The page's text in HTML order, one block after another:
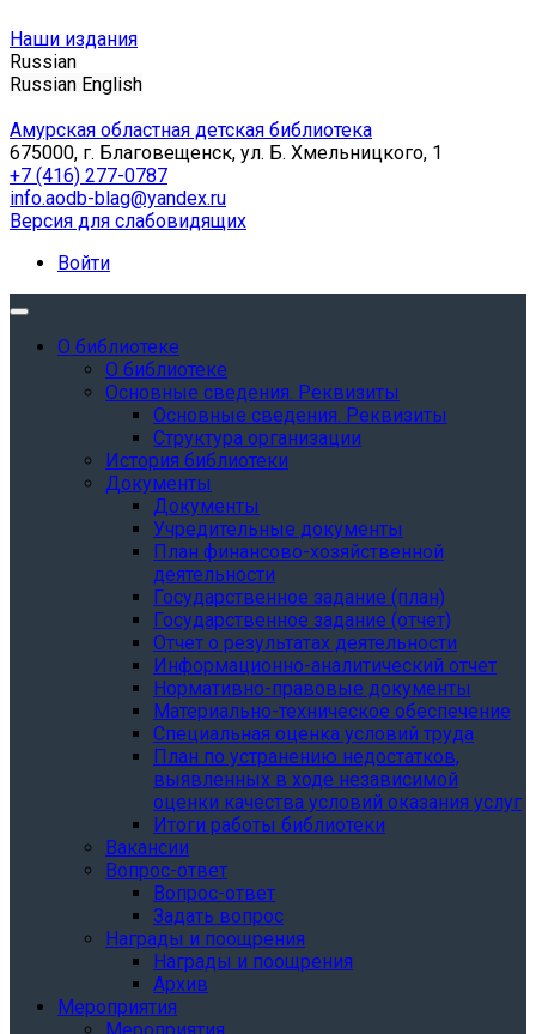
Наши издания
Russian
Russian English
Амурская областная детская библиотека
675000, г. Благовещенск, ул. Б. Хмельницкого, 1
+7 (416) 277-0787
info.aodb-blag@yandex.ru
Версия для слабовидящих
Войти
О библиотеке
О библиотеке
Основные сведения. Реквизиты
Основные сведения. Реквизиты
Структура организации
История библиотеки
Документы
Документы
Учредительные документы
План финансово-хозяйственной
деятельности
Государственное задание (план)
Государственное задание (отчет)
Отчет о результатах деятельности
Информационно-аналитический отчет
Нормативно-правовые документы
Материально-техническое обеспечение
Специальная оценка условий труда
План по устранению недостатков,
выявленных в ходе независимой
оценки качества условий оказания услуг
Итоги работы библиотеки
Вакансии
Вопрос-ответ
Вопрос-ответ
Задать вопрос
Награды и поощрения
Награды и поощрения
Архив
Мероприятия